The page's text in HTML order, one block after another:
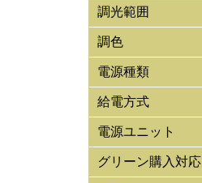
調光範囲
調色
電源種類
給電方式
電源ユニット
グリーン購入対応